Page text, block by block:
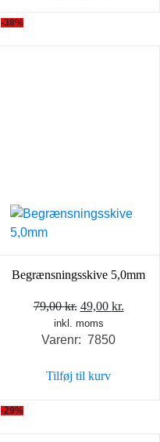
-38%
Begrænsningsskive 5,0mm
79,00kr. Den
oprindelige
pris
79,00 kr..
49,00 kr.
inkl. moms
Varenr: 7850
Tilføj til kurv
-29%